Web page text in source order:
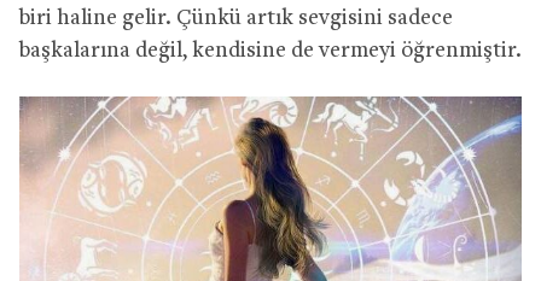
biri haline gelir. Çünkü artık sevgisini sadece
başkalarına değil, kendisine de vermeyi öğrenmiştir.